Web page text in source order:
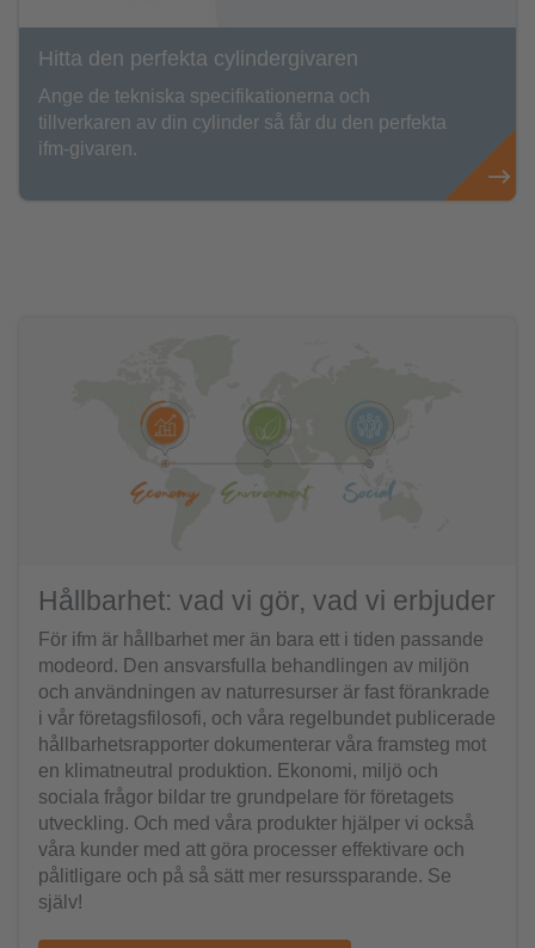
Hitta den perfekta cylindergivaren
Ange de tekniska specifikationerna och
tillverkaren av din cylinder så får du den perfekta
ifm-givaren.
Hållbarhet: vad vi gör, vad vi erbjuder
För ifm är hållbarhet mer än bara ett i tiden passande
modeord. Den ansvarsfulla behandlingen av miljön
och användningen av naturresurser är fast förankrade
i vår företagsfilosofi, och våra regelbundet publicerade
hållbarhetsrapporter dokumenterar våra framsteg mot
en klimatneutral produktion. Ekonomi, miljö och
sociala frågor bildar tre grundpelare för företagets
utveckling. Och med våra produkter hjälper vi också
våra kunder med att göra processer effektivare och
pålitligare och på så sätt mer resurssparande. Se
själv!